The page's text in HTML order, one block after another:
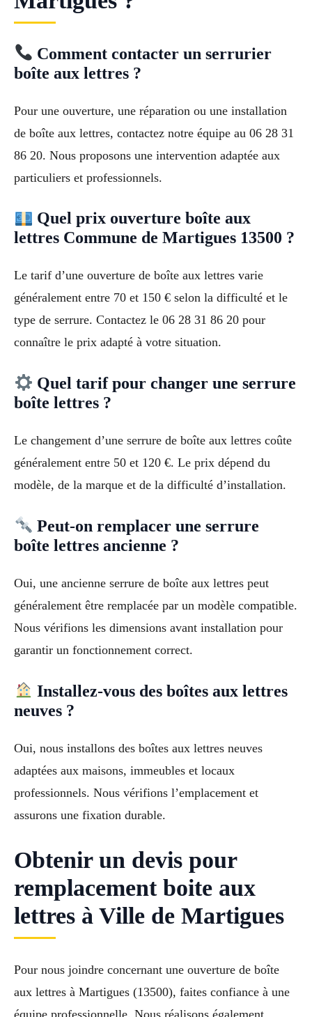
Comment contacter un serrurier
boîte aux lettres ?
Pour une ouverture, une réparation ou une installation
de boîte aux lettres, contactez notre équipe au 06 28 31
86 20. Nous proposons une intervention adaptée aux
particuliers et professionnels.
Quel prix ouverture boîte aux
lettres Commune de Martigues 13500 ?
Le tarif d’une ouverture de boîte aux lettres varie
généralement entre 70 et 150 € selon la difficulté et le
type de serrure. Contactez le 06 28 31 86 20 pour
connaître le prix adapté à votre situation.
Quel tarif pour changer une serrure
boîte lettres ?
Le changement d’une serrure de boîte aux lettres coûte
généralement entre 50 et 120 €. Le prix dépend du
modèle, de la marque et de la difficulté d’installation.
Peut-on remplacer une serrure
boîte lettres ancienne ?
Oui, une ancienne serrure de boîte aux lettres peut
généralement être remplacée par un modèle compatible.
Nous vérifions les dimensions avant installation pour
garantir un fonctionnement correct.
Installez-vous des boîtes aux lettres
neuves ?
Oui, nous installons des boîtes aux lettres neuves
adaptées aux maisons, immeubles et locaux
professionnels. Nous vérifions l’emplacement et
assurons une fixation durable.
Obtenir un devis pour
remplacement boite aux
lettres à Ville de Martigues
Pour nous joindre concernant une ouverture de boîte
aux lettres à Martigues (13500), faites confiance à une